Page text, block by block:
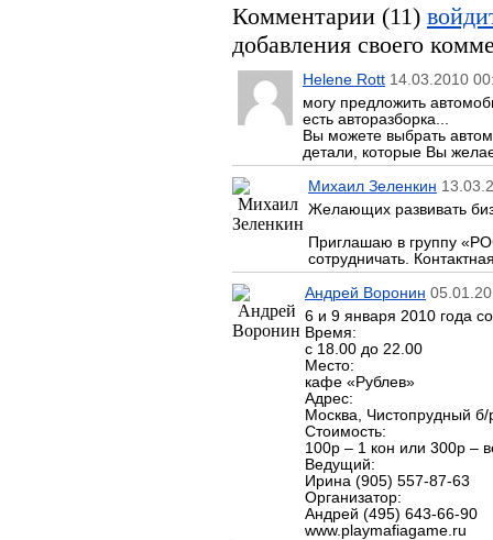
Комментарии (11)
добавления своего
Helene Rott 14.03.2010
могу предложить
есть авторазборка...
Вы можете выбрать
детали, которые Вы
Михаил Зеленкин
Желающих развивать
Приглашаю в группу
сотрудничать.
Андрей Воронин
6 и 9 января 2010 года
Время:
с 18.00 до 22.00
Место:
кафе «Рублев»
Адрес:
Москва, Чистопрудный б/
Стоимость:
100р – 1 кон или 300р –
Ведущий:
Ирина (905) 557-87-63
Организатор:
Андрей (495) 643-66-90
www.playmafiagame.ru